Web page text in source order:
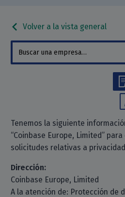
Volver a la vista general
Tenemos la siguiente
“Coinbase Europe, Limited”
solicitudes relativas a
Dirección:
Coinbase Europe, Limited
A la atención de: Protección de